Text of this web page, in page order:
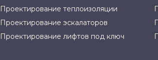
Проектирование теплоизоляции
Проектирование эскалаторов
Проектирование лифтов под ключ